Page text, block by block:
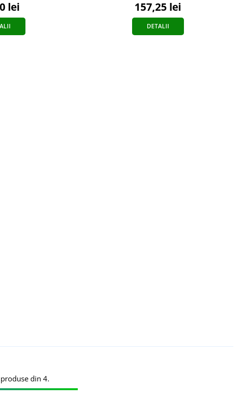
lei 157,25 lei
DETALII
din 4.